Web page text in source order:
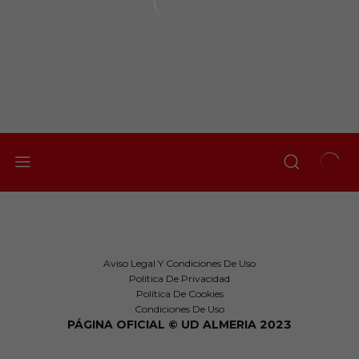
Aviso Legal Y Condiciones De Uso
Política De Privacidad
Política De Cookies
Condiciones De Uso
PÁGINA OFICIAL © UD ALMERIA 2023